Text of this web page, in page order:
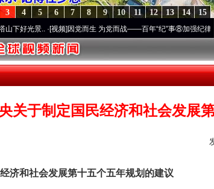
15
14
13
12
11
10
9
8
7
6
5
4
3
..·[视频]因党而生 为党而战——百年“纪”事⑧加强纪律..·[视频]牢
关于制定国民经济和社会发展
和社会发展第十五个五年规划的建议